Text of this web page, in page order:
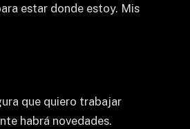
estar donde estoy. Mis
que quiero trabajar
habrá novedades.